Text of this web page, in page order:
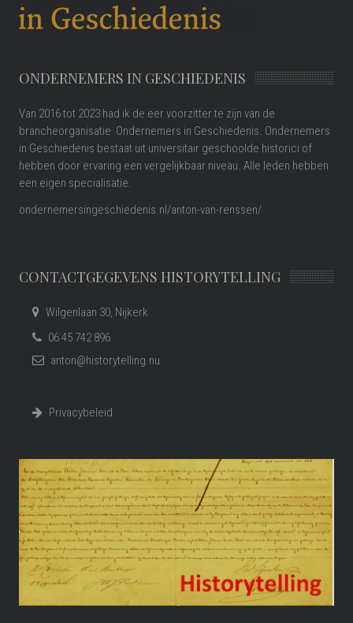
ONDERNEMERS IN GESCHIEDENIS
Van 2016 tot 2023 had ik de eer voorzitter te zijn van de
brancheorganisatie Ondernemers in Geschiedenis. Ondernemers
in Geschiedenis bestaat uit universitair geschoolde historici of
hebben door ervaring een vergelijkbaar niveau. Alle leden hebben
een eigen specialisatie.
ondernemersingeschiedenis.nl/anton-van-renssen/
CONTACTGEGEVENS HISTORYTELLING
Wilgenlaan 30, Nijkerk
06 45 742 896
anton@historytelling.nu
Privacybeleid